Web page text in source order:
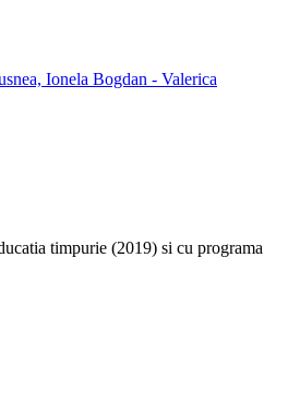
timpurie (2019) si cu programa